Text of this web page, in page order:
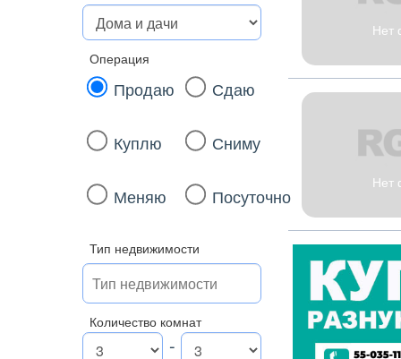
Операция
Продаю Сдаю
Куплю Сниму
Меняю Посуточно
Тип недвижимости
Количество комнат
-
Нет
Нет